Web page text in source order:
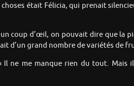
était Félicia, qui prenait
coup d’œil, on pouvait dire que la
d’un grand nombre de variétés de
Il ne me manque rien du tout. Mais